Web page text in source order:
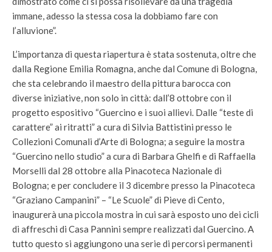
immane, adesso la stessa cosa la dobbiamo fare con
l’alluvione”.
L’importanza di questa riapertura è stata sostenuta, oltre che
dalla Regione Emilia Romagna, anche dal Comune di Bologna,
che sta celebrando il maestro della pittura barocca con
diverse iniziative, non solo in città: dall’8 ottobre con il
progetto espositivo “Guercino e i suoi allievi. Dalle “teste di
carattere” ai ritratti” a cura di Silvia Battistini presso le
Collezioni Comunali d’Arte di Bologna; a seguire la mostra
“Guercino nello studio” a cura di Barbara Ghelfi e di Raffaella
Morselli dal 28 ottobre alla Pinacoteca Nazionale di
Bologna; e per concludere il 3 dicembre presso la Pinacoteca
“Graziano Campanini” – “Le Scuole” di Pieve di Cento,
inaugurerà una piccola mostra in cui sarà esposto uno dei cicli
di affreschi di Casa Pannini sempre realizzati dal Guercino. A
tutto questo si aggiungono una serie di percorsi permanenti